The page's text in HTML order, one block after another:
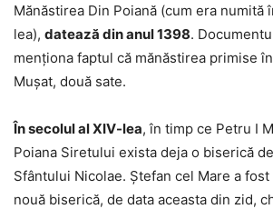
Mănăstirea Din Poiană (cum era numită
lea), datează din anul 1398.
menţiona faptul că mănăstirea primise
Mușat, două sate.
În secolul al XIV-lea, în timp ce Petru I
Poiana Siretului exista deja o biserică
Sfântului Nicolae. Ştefan cel Mare a
nouă biserică, de data aceasta din zid,